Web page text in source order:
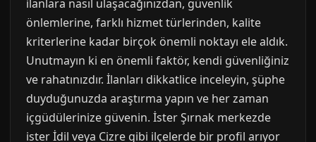
ilanlara nasıl ulaşacağınızdan, güvenlik
önlemlerine, farklı hizmet türlerinden, kalite
kriterlerine kadar birçok önemli noktayı ele aldık.
Unutmayın ki en önemli faktör, kendi güvenliğiniz
ve rahatınızdır. İlanları dikkatlice inceleyin, şüphe
duyduğunuzda araştırma yapın ve her zaman
içgüdülerinize güvenin. İster Şırnak merkezde
ister İdil veya Cizre gibi ilçelerde bir profil arıyor